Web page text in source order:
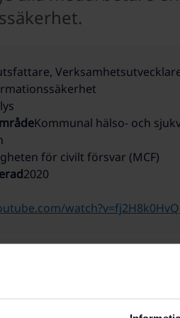
Kommunal hälso- och
för civilt försvar (MCF)
2020